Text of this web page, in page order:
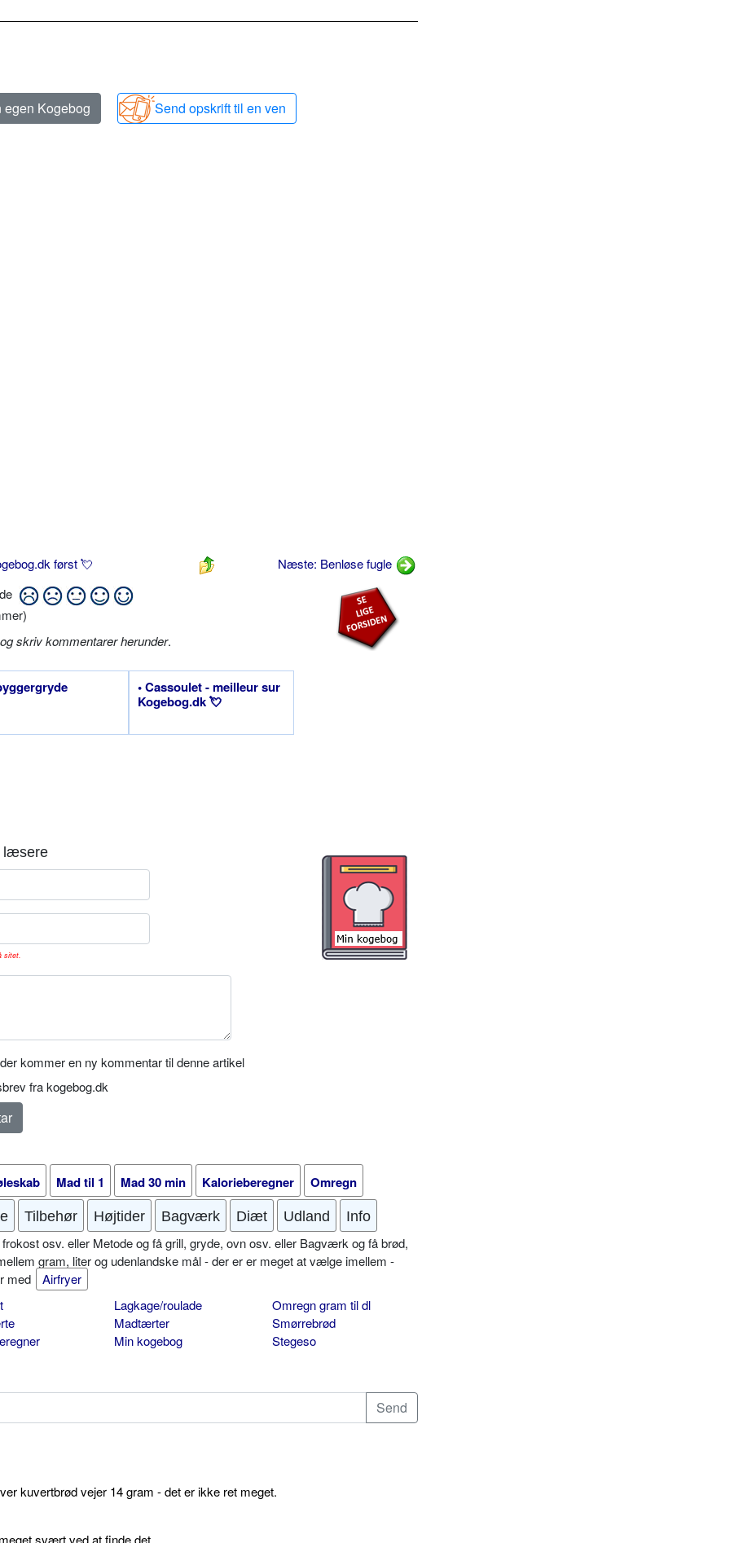
egen Kogebog
Send opskrift til en ven
først 💘
Næste: Benløse fugle
skriv kommentarer herunder.
• Cassoulet - meilleur sur
Kogebog.dk 💘
læsere
sitet.
kommer en ny kommentar til denne artikel
fra kogebog.dk
Mad til 1 Mad 30 min Kalorieberegner Omregn
Tilbehør Højtider Bagværk Diæt Udland Info
osv. eller Metode og få grill, gryde, ovn osv. eller Bagværk og få brød,
gram, liter og udenlandske mål - der er er meget at vælge imellem -
med
Airfryer
Lagkage/roulade
Madtærter
Min kogebog
Omregn gram til dl
Smørrebrød
Stegeso
kuvertbrød vejer 14 gram - det er ikke ret meget.
svært ved at finde det.